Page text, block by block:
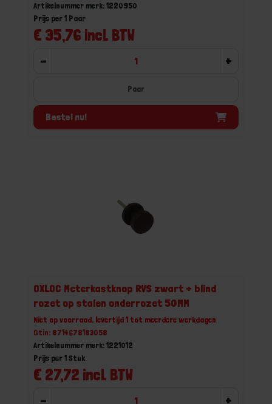
Artikelnummer merk: 1220950
€ 35,76 incl. BTW
Prijs per 1 Paar
- +
Paar
Bestel nu!
OXLOC Meterkastknop RVS zwart + blind
rozet op stalen onderrozet 50MM
Niet op voorraad, levertijd 1 tot meerdere werkdagen
Gtin: 8714678183058
Artikelnummer merk: 1221012
€ 27,72 incl. BTW
Prijs per 1 Stuk
- +